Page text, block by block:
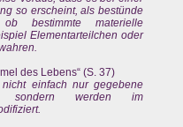
so erscheint, als bestünde
bestimmte materielle
Elementarteilchen oder
des Lebens“ (S. 37)
einfach nur gegebene
sondern werden im